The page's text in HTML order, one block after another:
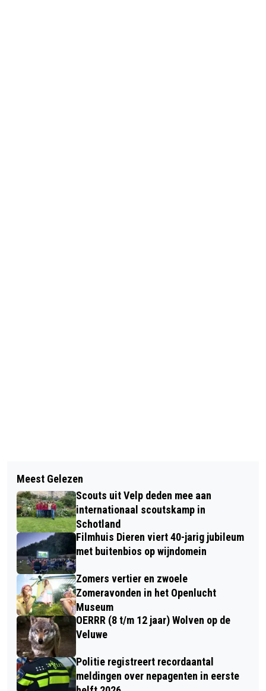
PETER ERREN NIEUWE VORST BIJ DE
NARRENKAP
LEZING GROEI & BLOEI VELUWEZOOM
OVER DUTCH WAVE
Meest Gelezen
Scouts uit Velp deden mee aan
internationaal scoutskamp in
Schotland
Filmhuis Dieren viert 40-jarig jubileum
met buitenbios op wijndomein
Zomers vertier en zwoele
Zomeravonden in het Openlucht
Museum
OERRR (8 t/m 12 jaar) Wolven op de
Veluwe
Politie registreert recordaantal
meldingen over nepagenten in eerste